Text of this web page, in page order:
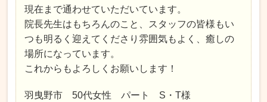
現在まで通わせていただいています。
院長先生はもちろんのこと、スタッフの皆様もい
つも明るく迎えてくださり雰囲気もよく、癒しの
場所になっています。
これからもよろしくお願いします！
羽曳野市 50代女性 パート S・T様